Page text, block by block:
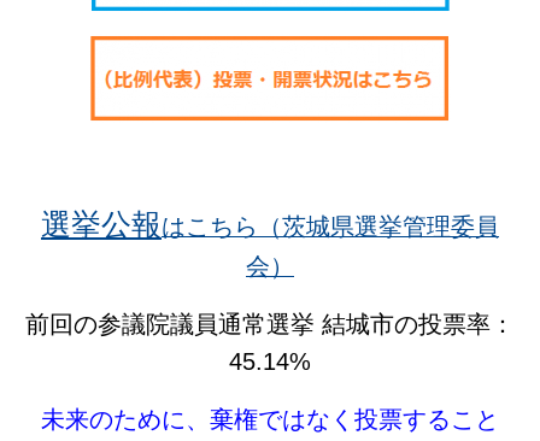
選挙公報はこちら（茨城県選挙管理委員
会）
前回の参議院議員通常選挙 結城市の投票率：
45.14%
未来のために、棄権ではなく投票すること